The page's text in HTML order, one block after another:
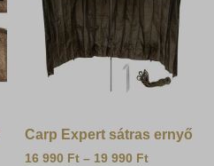
Carp Expert sátras ernyő
16 990 Ft – 19 990 Ft